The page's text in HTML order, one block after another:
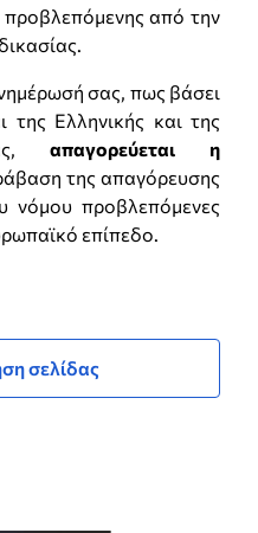
από την
σας, πως βάσει
Ελληνικής και της
απαγορεύεται η
της απαγόρευσης
νόμου προβλεπόμενες
επίπεδο.
σελίδας